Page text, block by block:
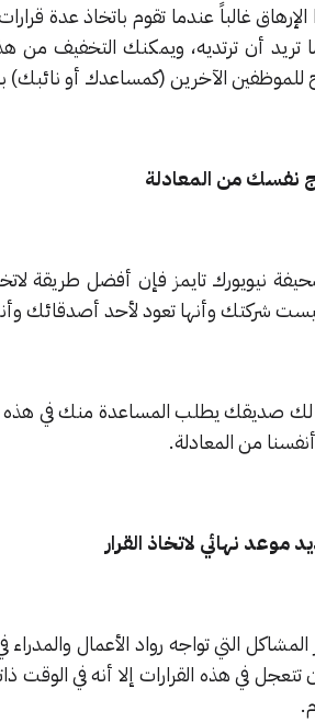
الإرهاق غالباً عندما تقوم باتخاذ عدة
تريد أن ترتديه، ويمكنك التخفيف من
للموظفين الآخرين (كمساعدك أو نائبك)
نيويورك تايمز فإن أفضل طريقة
شركتك وأنها تعود لأحد أصدقائك
لك صديقك يطلب المساعدة منك في هذه
من المعادلة.
التي تواجه رواد الأعمال
تتعجل في هذه القرارات إلا أنه في